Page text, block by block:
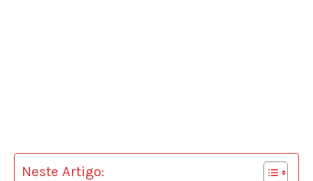
Neste Artigo: